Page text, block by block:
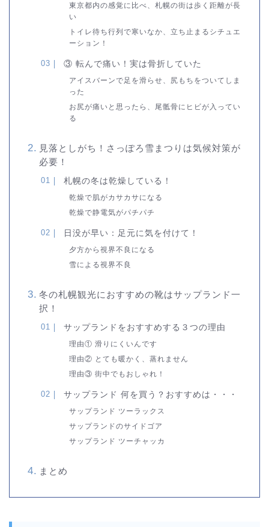
東京都内の感覚に比べ、札幌の街は歩く距離が長
い
トイレ待ち行列で寒いなか、立ち止まるシチュエ
ーション！
③ 転んで痛い！実は骨折していた
アイスバーンで足を滑らせ、尻もちをついてしま
った
お尻が痛いと思ったら、尾骶骨にヒビが入ってい
る
見落としがち！さっぽろ雪まつりは気候対策が
必要！
札幌の冬は乾燥している！
乾燥で肌がカサカサになる
乾燥で静電気がパチパチ
日没が早い：足元に気を付けて！
夕方から視界不良になる
雪による視界不良
冬の札幌観光におすすめの靴はサップランド一
択！
サップランドをおすすめする３つの理由
理由① 滑りにくいんです
理由② とても暖かく、蒸れません
理由③ 街中でもおしゃれ！
サップランド 何を買う？おすすめは・・・
サップランド ツーラックス
サップランドのサイドゴア
サップランド ツーチャッカ
まとめ